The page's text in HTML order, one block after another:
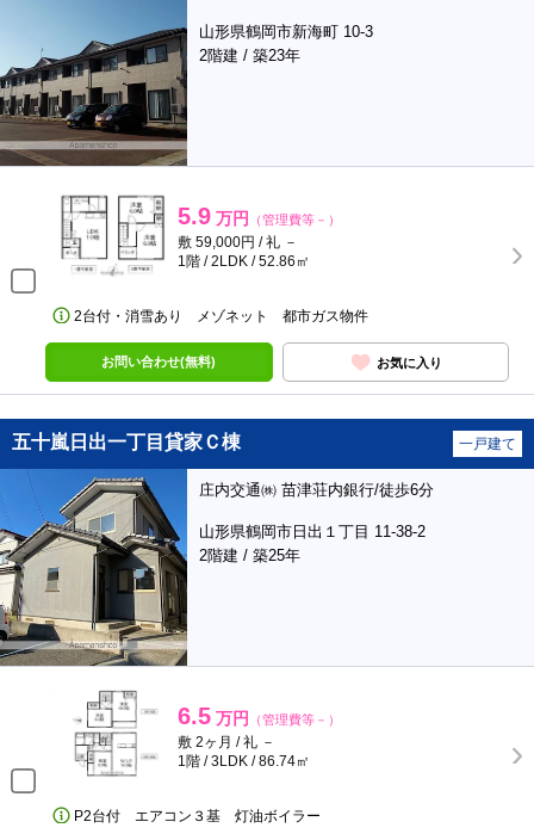
山形県鶴岡市新海町 10-3
2階建 / 築23年
5.9 万円 （管理費等－）
敷 59,000円 / 礼 －
1階 / 2LDK / 52.86㎡
2台付・消雪あり メゾネット 都市ガス物件
お問い合わせ(無料) お気に入り
五十嵐日出一丁目貸家Ｃ棟 一戸建て
庄内交通㈱ 苗津荘内銀行/徒歩6分
山形県鶴岡市日出１丁目 11-38-2
2階建 / 築25年
6.5 万円 （管理費等－）
敷 2ヶ月 / 礼 －
1階 / 3LDK / 86.74㎡
P2台付 エアコン３基 灯油ボイラー